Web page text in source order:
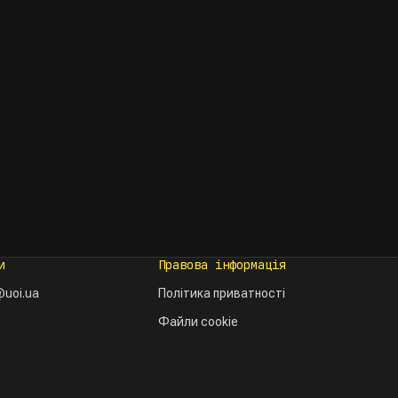
Правова інформація
Політика приватності
Файли cookie